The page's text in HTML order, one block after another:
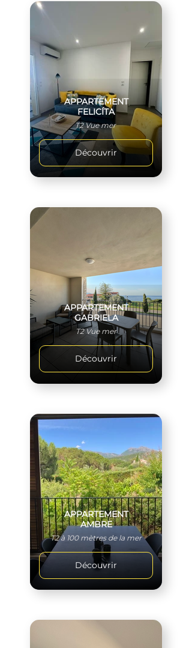
APPARTEMENT
FELICÍTA
T2 Vue mer
Découvrir
APPARTEMENT
GABRIELA
T2 Vue mer
Découvrir
APPARTEMENT
AMBRE
T2 à 100 mètres de la mer
Découvrir